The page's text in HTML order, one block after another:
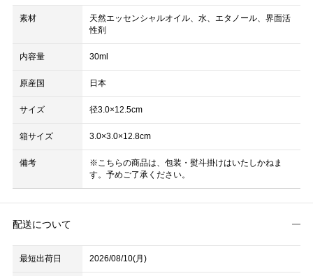
素材
天然エッセンシャルオイル、水、エタノール、界面活
性剤
内容量 30ml
原産国 日本
サイズ 径3.0×12.5cm
箱サイズ 3.0×3.0×12.8cm
備考
※こちらの商品は、包装・熨斗掛けはいたしかねま
す。予めご了承ください。
配送について
最短出荷日 2026/08/10(月)